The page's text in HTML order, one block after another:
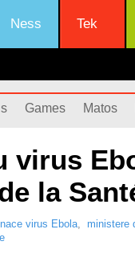
Ness Tek
Games Matos
virus
la
virus Ebola, ministere